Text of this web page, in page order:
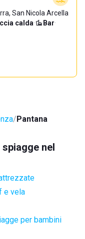
San Nicola Arcella
calda· Bar·
Pantana
nel
e vela
per bambini